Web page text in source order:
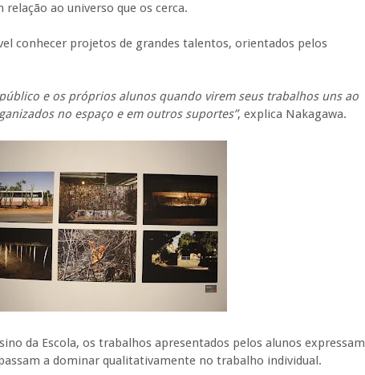
ao universo que os cerca.
conhecer projetos de grandes talentos, orientados pelos
e os próprios alunos quando virem seus trabalhos uns ao
no espaço e em outros suportes”, explica Nakagawa.
da Escola, os trabalhos apresentados pelos alunos expressam
a dominar qualitativamente no trabalho individual.